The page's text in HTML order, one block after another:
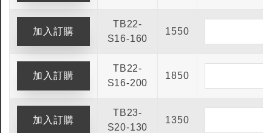
TB22-
S16-160
1550
TB22-
S16-200
1850
TB23-
S20-130
1350